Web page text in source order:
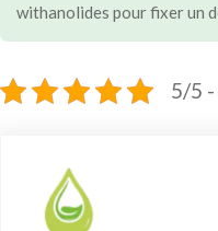
withanolides pour fixer un
5/5